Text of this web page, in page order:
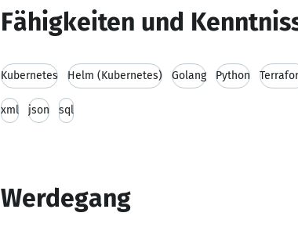
Fähigkeiten und
Kubernetes Helm (Kubernetes) Golang Python
xml json sql
Werdegang